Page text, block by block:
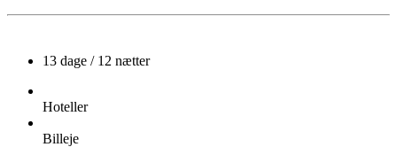
13 dage / 12 nætter
Hoteller
Billeje